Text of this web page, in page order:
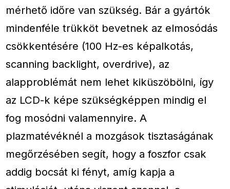
mérhető időre van szükség. Bár a gyártók
mindenféle trükköt bevetnek az elmosódás
csökkentésére (100 Hz-es képalkotás,
scanning backlight, overdrive), az
alapproblémát nem lehet kiküszöbölni, így
az LCD-k képe szükségképpen mindig el
fog mosódni valamennyire. A
plazmatévéknél a mozgások tisztaságának
megőrzésében segít, hogy a foszfor csak
addig bocsát ki fényt, amíg kapja a